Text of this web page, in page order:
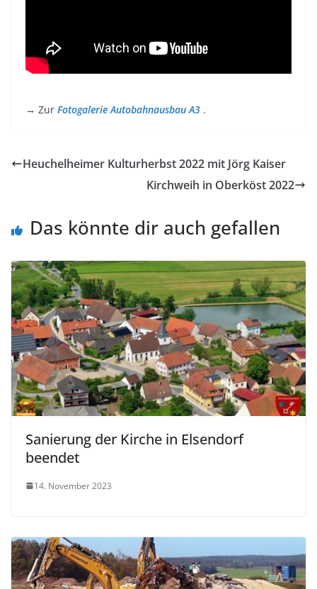
→ Zur Fotogalerie Autobahnausbau A3 .
Heuchelheimer Kulturherbst 2022 mit Jörg Kaiser
Kirchweih in Oberköst 2022
Das könnte dir auch gefallen
Sanierung der Kirche in Elsendorf
beendet
14. November 2023